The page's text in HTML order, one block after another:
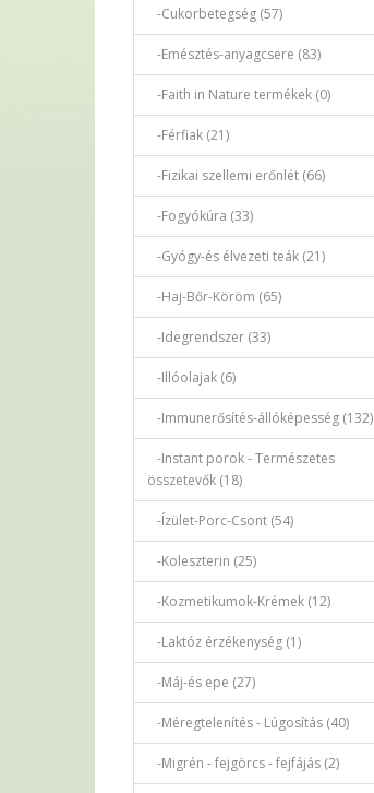
-Cukorbetegség (57)
-Emésztés-anyagcsere (83)
-Faith in Nature termékek (0)
-Férfiak (21)
-Fizikai szellemi erőnlét (66)
-Fogyókúra (33)
-Gyógy-és élvezeti teák (21)
-Haj-Bőr-Köröm (65)
-Idegrendszer (33)
-Illóolajak (6)
-Immunerősítés-állóképesség (132)
-Instant porok - Természetes
összetevők (18)
-Ízület-Porc-Csont (54)
-Koleszterin (25)
-Kozmetikumok-Krémek (12)
-Laktóz érzékenység (1)
-Máj-és epe (27)
-Méregtelenítés - Lúgosítás (40)
-Migrén - fejgörcs - fejfájás (2)